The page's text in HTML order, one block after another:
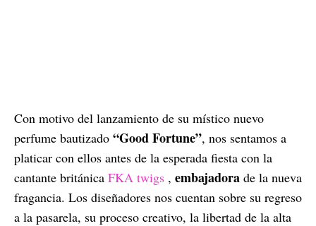
Con motivo del lanzamiento de su místico nuevo
perfume bautizado “Good Fortune”, nos sentamos a
platicar con ellos antes de la esperada fiesta con la
cantante británica FKA twigs , embajadora de la nueva
fragancia. Los diseñadores nos cuentan sobre su regreso
a la pasarela, su proceso creativo, la libertad de la alta